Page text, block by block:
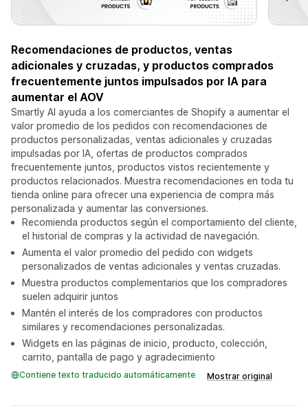
Recomendaciones de productos, ventas
adicionales y cruzadas, y productos comprados
frecuentemente juntos impulsados por IA para
aumentar el AOV
Smartly AI ayuda a los comerciantes de Shopify a aumentar el
valor promedio de los pedidos con recomendaciones de
productos personalizadas, ventas adicionales y cruzadas
impulsadas por IA, ofertas de productos comprados
frecuentemente juntos, productos vistos recientemente y
productos relacionados. Muestra recomendaciones en toda tu
tienda online para ofrecer una experiencia de compra más
personalizada y aumentar las conversiones.
Recomienda productos según el comportamiento del cliente,
el historial de compras y la actividad de navegación.
Aumenta el valor promedio del pedido con widgets
personalizados de ventas adicionales y ventas cruzadas.
Muestra productos complementarios que los compradores
suelen adquirir juntos
Mantén el interés de los compradores con productos
similares y recomendaciones personalizadas.
Widgets en las páginas de inicio, producto, colección,
carrito, pantalla de pago y agradecimiento
Contiene texto traducido automáticamente Mostrar original